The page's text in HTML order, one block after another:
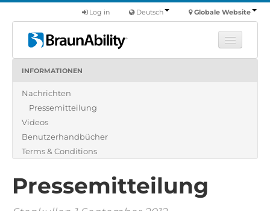
Globale Website
Deutsch
Log in
Produkte
Nutzfahrzeuge
Über uns
INFORMATIONEN
Nachrichten
Pressemitteilung
Videos
Benutzerhandbücher
Terms & Conditions
Pressemitteilung